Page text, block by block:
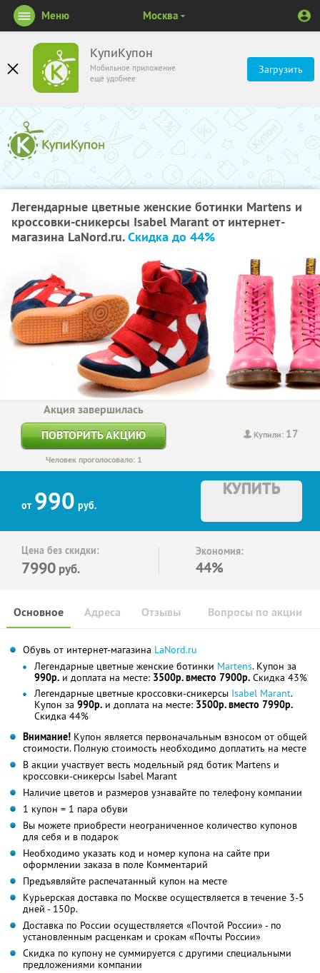
КупиКупон
Мобильное приложение
ещё удобнее
Загрузить
Меню Москва
Легендарные цветные женские ботинки Martens и
кроссовки-сникерсы Isabel Marant от интернет-
магазина LaNord.ru.Скидка до 44%
Купили: 17
Акция завершилась
ПОВТОРИТЬ АКЦИЮ
Человек проголосовало: 1
от 990 руб.
КУПИТЬ
Цена без скидки:
7990 руб.
Экономия:
44%
Основное Отзывы Вопросы по акции
Адреса
Обувь от интернет-магазина LaNord.ru
Легендарные цветные женские ботинки Martens. Купон за
990р. и доплата на месте: 3500р. вместо 7900р. Скидка 43%
Легендарные цветные кроссовки-сникерсы Isabel Marant.
Купон за 990р. и доплата на месте: 3500р. вместо 7990р.
Скидка 44%
Внимание! Купон является первоначальным взносом от общей
стоимости. Полную стоимость необходимо доплатить на месте
В акции участвует весть модельный ряд ботик Martens и
кроссовки-сникерсы Isabel Marant
Наличие цветов и размеров узнавайте по телефону компании
1 купон = 1 пара обуви
Вы можете приобрести неограниченное количество купонов
для себя и в подарок
Необходимо указать код и номер купона на сайте при
оформлении заказа в поле Комментарий
Предъявляйте распечатанный купон на месте
Курьерская доставка по Москве осуществляется в течение 3-5
дней - 150р.
Доставка по России осуществляется «Почтой России» - по
установленным расценкам и срокам «Почты России»
Скидка по купону не суммируется с другими специальными
предложениями компании